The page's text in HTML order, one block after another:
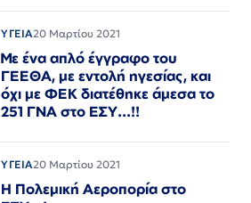
ΥΓΕΙΑ20 Μαρτίου 2021
Με ένα απλό έγγραφο του
ΓΕΕΘΑ, με εντολή ηγεσίας, και
όχι με ΦΕΚ διατέθηκε άμεσα το
251 ΓΝΑ στο ΕΣΥ...!!
ΥΓΕΙΑ20 Μαρτίου 2021
Η Πολεμική Αεροπορία στο